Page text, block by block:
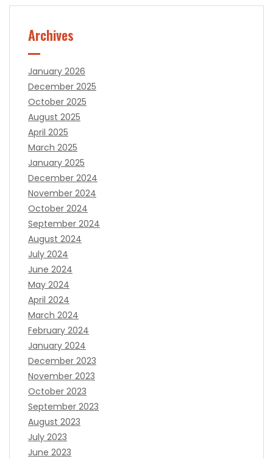
Archives
January 2026
December 2025
October 2025
August 2025
April 2025
March 2025
January 2025
December 2024
November 2024
October 2024
September 2024
August 2024
July 2024
June 2024
May 2024
April 2024
March 2024
February 2024
January 2024
December 2023
November 2023
October 2023
September 2023
August 2023
July 2023
June 2023